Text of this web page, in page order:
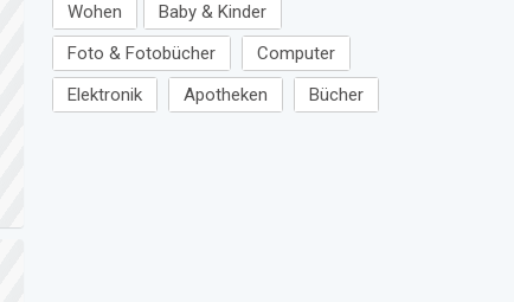
Wohen
Baby & Kinder
Foto & Fotobücher
Computer
Elektronik
Apotheken Bücher